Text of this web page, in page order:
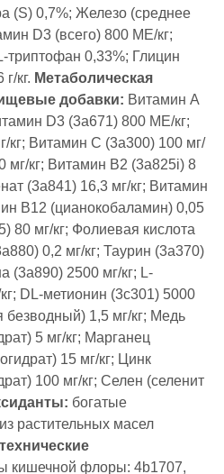
(S) 0,7%; Железо (среднее
D3 (всего) 800 МЕ/кг;
триптофан 0,33%; Глицин
кг. Метаболическая
добавки: Витамин A
D3 (3а671) 800 МЕ/кг;
кг; Витамин C (3a300) 100 мг/
мг/кг; Витамин B2 (3a825i) 8
(3a841) 16,3 мг/кг; Витамин
B12 (цианокобаламин) 0,05
80 мг/кг; Фолиевая кислота
0,2 мг/кг; Таурин (3a370)
(3a890) 2500 мг/кг; L-
DL-метионин (3c301) 5000
безводный) 1,5 мг/кг; Медь
5 мг/кг; Марганец
15 мг/кг; Цинк
100 мг/кг; Селен (селенит
богатые
растительных масел
кишечной флоры: 4b1707,